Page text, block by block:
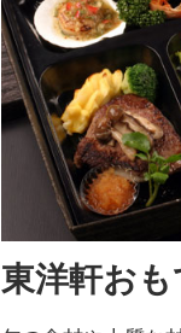
東洋軒お